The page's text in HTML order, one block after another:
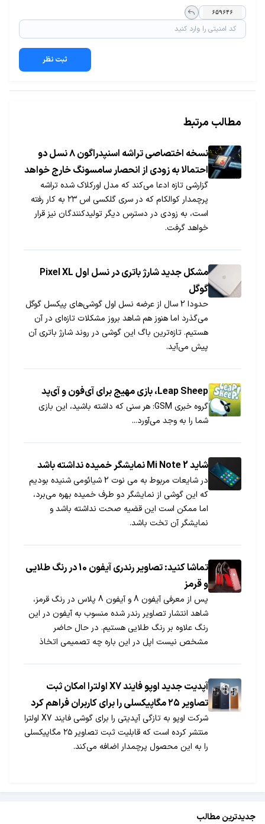
ثبت نظر
مطالب مرتبط
نسخه اختصاصی تراشه اسنپدراگون ۸ نسل دو
احتمالا به زودی از انحصار سامسونگ خارج خواهد
شد
گزارشی تازه ادعا می‌کند که مدل اورکلاک شده تراشه
پرچمدار کوالکام که در سری گلکسی اس ۲۳ به کار رفته
است، به زودی در دسترس دیگر تولیدکنندگان نیز قرار
خواهد گرفت.
مشکل جدید شارژ باتری در نسل اول Pixel XL
گوگل
حدودا 2 سال از عرضه نسل اول گوشی‌های پیکسل گوگل
می‌گذرد اما هنوز هم شاهد بروز مشکلات تازه‌ای در آن
هستیم. تازه‌ترین باگ این گوشی در روند شارژ باتری آن
پیش می‌آید.
Leap Sheep، بازی مهیج برای آی‌فون و آی‌پد
گروه خبری GSM: هر سنی که داشته باشید، این بازی
شما را به وجد می‌آورد...
شاید Mi Note 2 نمایشگر خمیده نداشته باشد
در شایعات مربوط به می نوت 2 شیائومی شنیده بودیم
که این گوشی از نمایشگر دو طرف خمیده بهره می‌برد،
اما ممکن است این قضیه صحت نداشته باشد و
نمایشگر آن تخت باشد.
تماشا کنید: تصاویر رندری آیفون 10 در رنگ طلایی
و قرمز
پس از معرفی آیفون 8 و آیفون 8 پلاس در رنگ قرمز،
شاهد انتشار تصاویر رندر شده منسوب به آیفون در این
رنگ علاوه بر رنگ طلایی هستیم. در حال حاضر
مشخص نیست اپل در این باره چه تصمیمی اتخاذ
آپدیت جدید اوپو فایند X7 اولترا امکان ثبت
تصاویر ۲۵ مگاپیکسلی را برای کاربران فراهم کرد
شرکت اوپو به تازگی آپدیتی را برای گوشی فایند X7 اولترا
منتشر کرده است که قابلیت ثبت تصاویر ۲۵ مگاپیکسلی
را به این محصول پرچمدار اضافه می‌کند.
جدیدترین مطالب